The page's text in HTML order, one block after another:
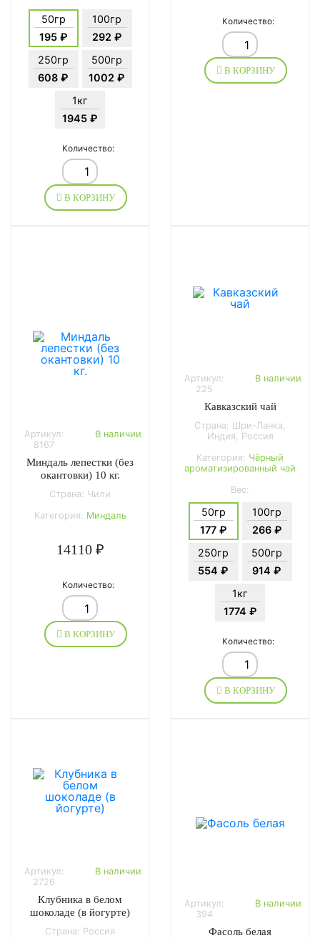
50гр
195 ₽
100гр
292 ₽
250гр
608 ₽
500гр
1002 ₽
1кг
1945 ₽
Количество:
В КОРЗИНУ
Количество:
В КОРЗИНУ
Артикул:
8167
В наличии
Миндаль лепестки (без
окантовки) 10 кг.
Страна: Чили
Категория: Миндаль
14110 ₽
Количество:
В КОРЗИНУ
Артикул:
225
В наличии
Кавказский чай
Страна: Шри-Ланка,
Индия, Россия
Категория: Чёрный
ароматизированный чай
Вес:
50гр
177 ₽
100гр
266 ₽
250гр
554 ₽
500гр
914 ₽
1кг
1774 ₽
Количество:
В КОРЗИНУ
Артикул:
2726
В наличии
Клубника в белом
шоколаде (в йогурте)
Страна: Россия
Артикул:
394
В наличии
Фасоль белая